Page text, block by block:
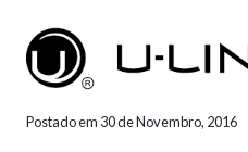
Postado em 30 de Novembro, 2016